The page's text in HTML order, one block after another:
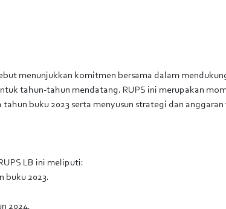
menunjukkan komitmen bersama dalam
tahun-tahun mendatang. RUPS ini merupakan
buku 2023 serta menyusun strategi dan anggaran
LB ini meliputi:
buku 2023.
2024.